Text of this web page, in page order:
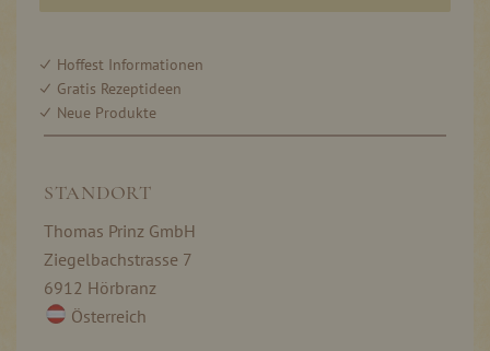
Hoffest Informationen
Gratis Rezeptideen
Neue Produkte
STANDORT
Thomas Prinz GmbH
Ziegelbachstrasse 7
6912 Hörbranz
Österreich